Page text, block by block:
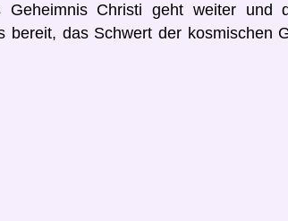
Geheimnis Christi geht weiter und
bereit, das Schwert der kosmischen